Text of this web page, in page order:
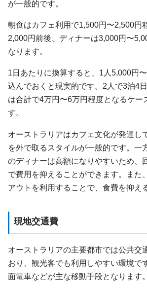
が一般的です。
朝食はカフェ利用で1,500円〜2,500円
2,000円前後、ディナーは3,000円〜
なります。
1日あたりに換算すると、1人5,000円
込んでおくと現実的です。2人で3泊4
は合計で4万円〜6万円程度となるケー
す。
オーストラリアはカフェ文化が発達し
を外で取るスタイルが一般的です。一
のディナーは高額になりやすいため、
で費用を抑えることができます。また
アウトを利用することで、食費を抑え
現地交通費
オーストラリアの主要都市では公共交
おり、観光客でも利用しやすい環境で
面電車などが主な移動手段となります。